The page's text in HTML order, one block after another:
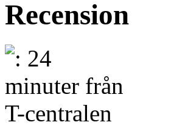
Recension